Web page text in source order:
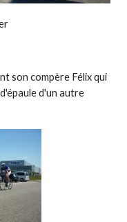
son compère Félix qui
d'un autre